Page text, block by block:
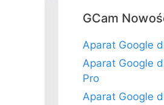
GCam
Aparat Google
Aparat Google
Pro
Aparat Google